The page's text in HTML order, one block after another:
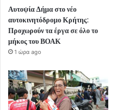
Αυτοψία Δήμα στο νέο
αυτοκινητόδρομο Κρήτης:
Προχωρούν τα έργα σε όλο το
μήκος του ΒΟΑΚ
1 ώρα ago